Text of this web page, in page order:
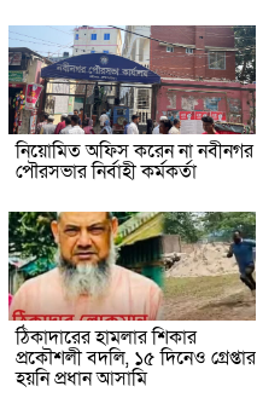
নিয়োমিত অফিস করেন না নবীনগর
পৌরসভার নির্বাহী কর্মকর্তা
ঠিকাদারের হামলার শিকার
প্রকৌশলী বদলি, ১৫ দিনেও গ্রেপ্তার
হয়নি প্রধান আসামি